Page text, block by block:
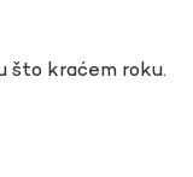
što kraćem roku.